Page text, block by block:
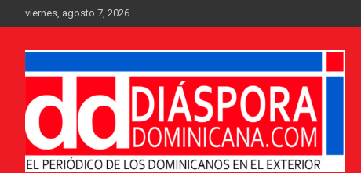
al
viernes, agosto 7, 2026